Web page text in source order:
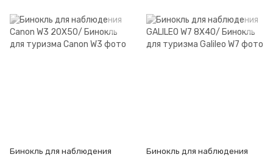
Бинокль для наблюдения
Бинокль для наблюдения